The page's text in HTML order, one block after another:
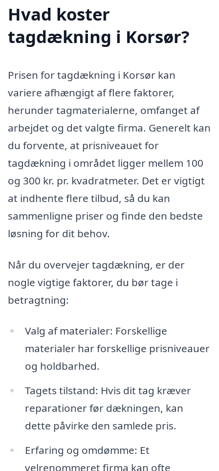
Hvad koster
tagdækning i Korsør?
Prisen for tagdækning i Korsør kan
variere afhængigt af flere faktorer,
herunder tagmaterialerne, omfanget af
arbejdet og det valgte firma. Generelt kan
du forvente, at prisniveauet for
tagdækning i området ligger mellem 100
og 300 kr. pr. kvadratmeter. Det er vigtigt
at indhente flere tilbud, så du kan
sammenligne priser og finde den bedste
løsning for dit behov.
Når du overvejer tagdækning, er der
nogle vigtige faktorer, du bør tage i
betragtning:
Valg af materialer: Forskellige
materialer har forskellige prisniveauer
og holdbarhed.
Tagets tilstand: Hvis dit tag kræver
reparationer før dækningen, kan
dette påvirke den samlede pris.
Erfaring og omdømme: Et
velrenommeret firma kan ofte